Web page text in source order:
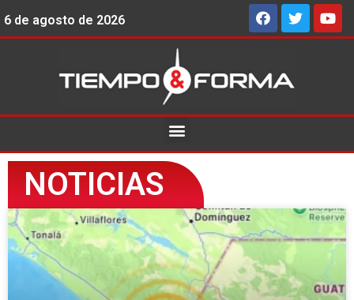
6 de agosto de 2026
NOTICIAS